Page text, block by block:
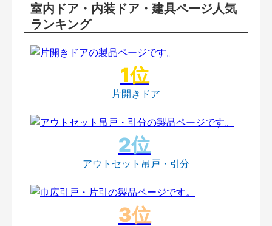
室内ドア・内装ドア・建具ページ人気
ランキング
片開きドア
アウトセット吊戸・引分